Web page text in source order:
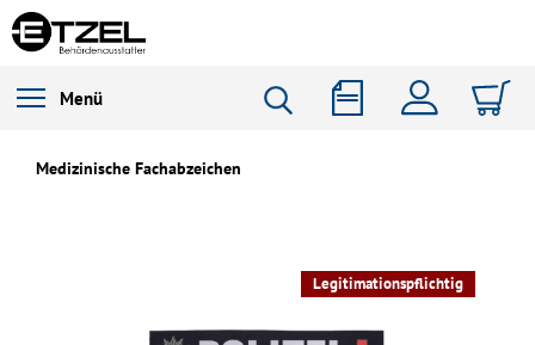
Menü
Medizinische Fachabzeichen
Legitimationspflichtig